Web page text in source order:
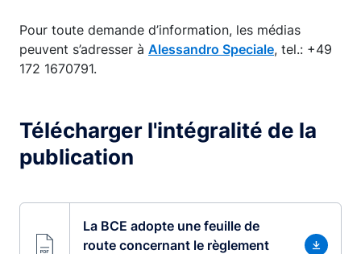
Pour toute demande d’information, les médias
peuvent s’adresser à Alessandro Speciale, tel.: +49
172 1670791.
Télécharger l'intégralité de la
publication
La BCE adopte une feuille de
route concernant le règlement